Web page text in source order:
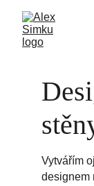
Vytvářím
designem